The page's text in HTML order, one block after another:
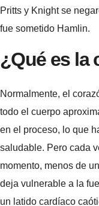
Pritts y Knight se
fue sometido Hamlin.
¿Qué es la
Normalmente, el
todo el cuerpo
en el proceso, lo que
saludable. Pero cada
momento, menos de
deja vulnerable a la
un latido cardíaco